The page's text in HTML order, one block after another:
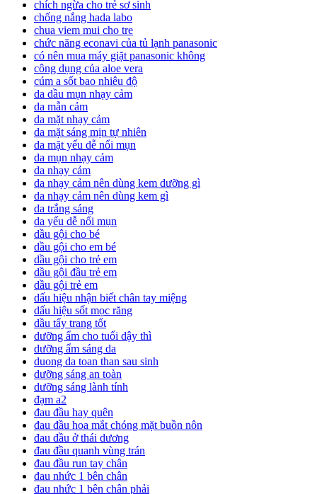
chích ngừa cho trẻ sơ sinh
chống nắng hada labo
chua viem mui cho tre
chức năng econavi của tủ lạnh panasonic
có nên mua máy giặt panasonic không
công dụng của aloe vera
cúm a sốt bao nhiêu độ
da dầu mụn nhạy cảm
da mẫn cảm
da mặt nhạy cảm
da mặt sáng mịn tự nhiên
da mặt yếu dễ nổi mụn
da mụn nhạy cảm
da nhạy cảm
da nhạy cảm nên dùng kem dưỡng gì
da nhạy cảm nên dùng kem gì
da trắng sáng
da yếu dễ nổi mụn
dầu gội cho bé
dầu gội cho em bé
dầu gội cho trẻ em
dầu gội đầu trẻ em
dầu gội trẻ em
dấu hiệu nhận biết chân tay miệng
dấu hiệu sốt mọc răng
dầu tẩy trang tốt
dưỡng ẩm cho tuổi dậy thì
dưỡng ẩm sáng da
duong da toan than sau sinh
dưỡng sáng an toàn
dưỡng sáng lành tính
đạm a2
đau đầu hay quên
đau đầu hoa mắt chóng mặt buồn nôn
đau đầu ở thái dương
đau đầu quanh vùng trán
đau đầu run tay chân
đau nhức 1 bên chân
đau nhức 1 bên chân phải